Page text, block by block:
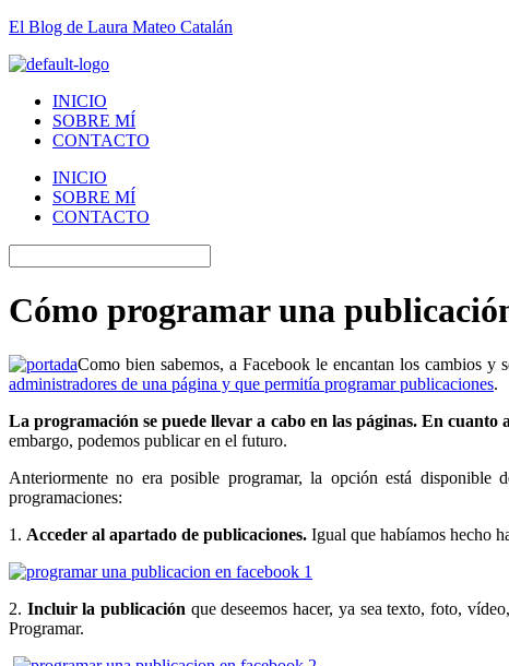
El Blog de Laura Mateo Catalán
INICIO
SOBRE MÍ
CONTACTO
INICIO
SOBRE MÍ
CONTACTO
Cómo programar una
Como bien sabemos, a Facebook le encantan los cambios
administradores de una página y que permitía programar publicaciones.
La programación se puede llevar a cabo en las páginas. En cuanto
embargo, podemos publicar en el futuro.
Anteriormente no era posible programar, la opción está disponible
programaciones:
1. Acceder al apartado de publicaciones. Igual que habíamos hecho
2. Incluir la publicación que deseemos hacer, ya sea texto, foto,
Programar.